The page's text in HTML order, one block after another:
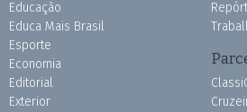
Educação
Educa Mais Brasil
Esporte
Economia
Editorial
Exterior